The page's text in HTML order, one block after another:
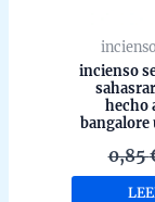
incienso
hecho
bangalore
0,85